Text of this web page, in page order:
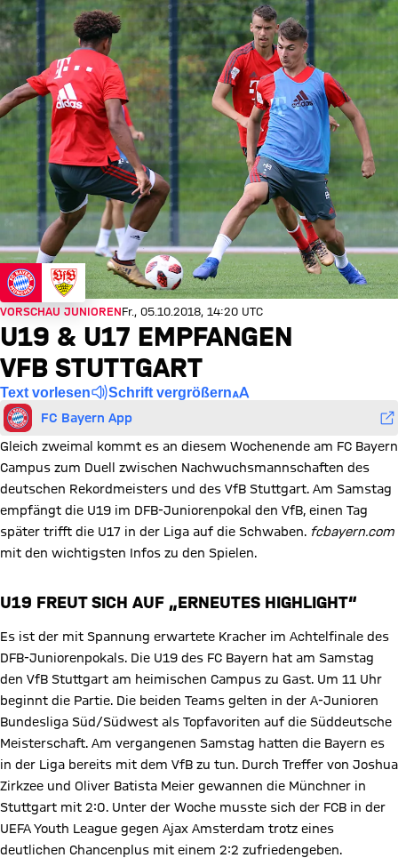
VORSCHAU JUNIORENFr., 05.10.2018, 14:20 UTC
U19 & U17 EMPFANGEN
VFB STUTTGART
Text vorlesen Schrift vergrößern
FC Bayern App
Gleich zweimal kommt es an diesem Wochenende am FC Bayern
Campus zum Duell zwischen Nachwuchsmannschaften des
deutschen Rekordmeisters und des VfB Stuttgart. Am Samstag
empfängt die U19 im DFB-Juniorenpokal den VfB, einen Tag
später trifft die U17 in der Liga auf die Schwaben. fcbayern.com
mit den wichtigsten Infos zu den Spielen.
U19 FREUT SICH AUF „ERNEUTES HIGHLIGHT“
Es ist der mit Spannung erwartete Kracher im Achtelfinale des
DFB-Juniorenpokals. Die U19 des FC Bayern hat am Samstag
den VfB Stuttgart am heimischen Campus zu Gast. Um 11 Uhr
beginnt die Partie. Die beiden Teams gelten in der A-Junioren
Bundesliga Süd/Südwest als Topfavoriten auf die Süddeutsche
Meisterschaft. Am vergangenen Samstag hatten die Bayern es
in der Liga bereits mit dem VfB zu tun. Durch Treffer von Joshua
Zirkzee und Oliver Batista Meier gewannen die Münchner in
Stuttgart mit 2:0. Unter der Woche musste sich der FCB in der
UEFA Youth League gegen Ajax Amsterdam trotz eines
deutlichen Chancenplus mit einem 2:2 zufriedengeben.